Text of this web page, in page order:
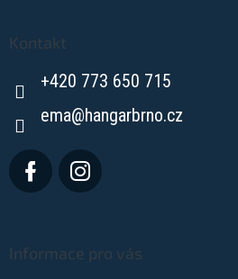
Kontakt
+420 773 650 715
ema@hangarbrno.cz
Informace pro vás